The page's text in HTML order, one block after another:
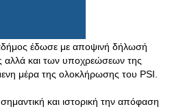
έδωσε με αποψινή δήλωσή
αλλά και των υποχρεώσεων της
μέρα της ολοκλήρωσης του PSI.
και ιστορική την απόφαση